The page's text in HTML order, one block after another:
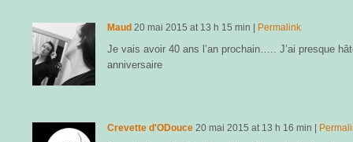
Maud 20 mai 2015 at 13 h 15 min Permalink
Je vais avoir 40 ans l’an prochain….. J’ai presque
anniversaire
Crevette d'ODouce 20 mai 2015 at 13 h 16 min |